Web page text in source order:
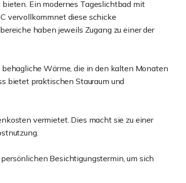
Ein modernes Tageslichtbad mit
vervollkommnet diese schicke
haben jeweils Zugang zu einer der
Wärme, die in den kalten Monaten
bietet praktischen Stauraum und
vermietet. Dies macht sie zu einer
Besichtigungstermin, um sich